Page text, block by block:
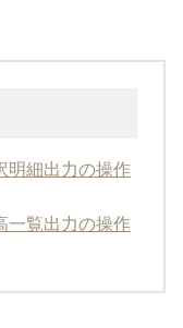
明細出力の操作
一覧出力の操作